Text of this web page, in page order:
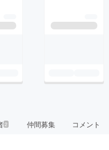
2 仲間募集 コメント